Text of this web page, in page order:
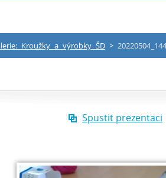
Kroužky a výrobky ŠD >
Spustit prezentaci